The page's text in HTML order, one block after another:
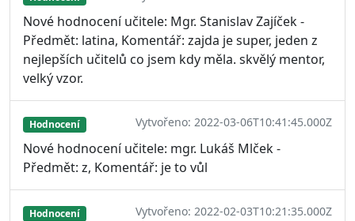
Nové hodnocení učitele: Mgr. Stanislav Zajíček -
Předmět: latina, Komentář: zajda je super, jeden z
nejlepších učitelů co jsem kdy měla. skvělý mentor,
velký vzor.
Hodnocení Vytvořeno: 2022-03-06T10:41:45.000Z
Nové hodnocení učitele: mgr. Lukáš Mlček -
Předmět: z, Komentář: je to vůl
Hodnocení Vytvořeno: 2022-02-03T10:21:35.000Z